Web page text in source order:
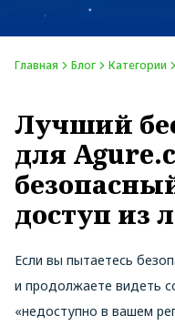
Главная Блог Категории
Лучший
для
доступ из
Если вы пытаетесь
и продолжаете видеть
«недоступно в вашем